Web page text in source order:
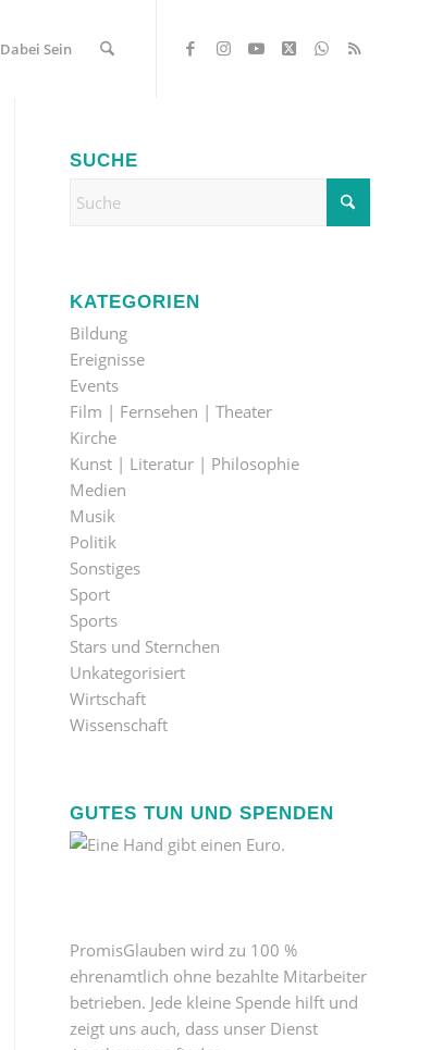
Dabei Sein
SUCHE
KATEGORIEN
Bildung
Ereignisse
Events
Film | Fernsehen | Theater
Kirche
Kunst | Literatur | Philosophie
Medien
Musik
Politik
Sonstiges
Sport
Sports
Stars und Sternchen
Unkategorisiert
Wirtschaft
Wissenschaft
GUTES TUN UND SPENDEN
PromisGlauben wird zu 100 %
ehrenamtlich ohne bezahlte Mitarbeiter
betrieben. Jede kleine Spende hilft und
zeigt uns auch, dass unser Dienst